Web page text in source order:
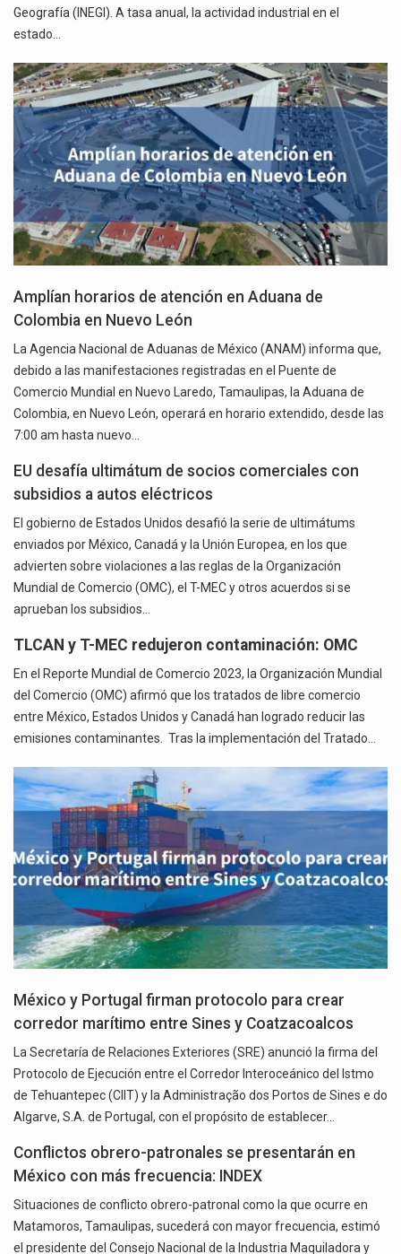
Geografía (INEGI). A tasa anual, la actividad industrial en el
estado…
Amplían horarios de atención en Aduana de
Colombia en Nuevo León
La Agencia Nacional de Aduanas de México (ANAM) informa que,
debido a las manifestaciones registradas en el Puente de
Comercio Mundial en Nuevo Laredo, Tamaulipas, la Aduana de
Colombia, en Nuevo León, operará en horario extendido, desde las
7:00 am hasta nuevo…
EU desafía ultimátum de socios comerciales con
subsidios a autos eléctricos
El gobierno de Estados Unidos desafió la serie de ultimátums
enviados por México, Canadá y la Unión Europea, en los que
advierten sobre violaciones a las reglas de la Organización
Mundial de Comercio (OMC), el T-MEC y otros acuerdos si se
aprueban los subsidios…
TLCAN y T-MEC redujeron contaminación: OMC
En el Reporte Mundial de Comercio 2023, la Organización Mundial
del Comercio (OMC) afirmó que los tratados de libre comercio
entre México, Estados Unidos y Canadá han logrado reducir las
emisiones contaminantes. Tras la implementación del Tratado…
México y Portugal firman protocolo para crear
corredor marítimo entre Sines y Coatzacoalcos
La Secretaría de Relaciones Exteriores (SRE) anunció la firma del
Protocolo de Ejecución entre el Corredor Interoceánico del Istmo
de Tehuantepec (CIIT) y la Administração dos Portos de Sines e do
Algarve, S.A. de Portugal, con el propósito de establecer…
Conflictos obrero-patronales se presentarán en
México con más frecuencia: INDEX
Situaciones de conflicto obrero-patronal como la que ocurre en
Matamoros, Tamaulipas, sucederá con mayor frecuencia, estimó
el presidente del Consejo Nacional de la Industria Maquiladora y